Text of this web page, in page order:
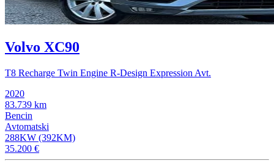
Volvo XC90
T8 Recharge Twin Engine R-Design Expression Avt.
2020
83.739 km
Bencin
Avtomatski
288KW (392KM)
35.200 €